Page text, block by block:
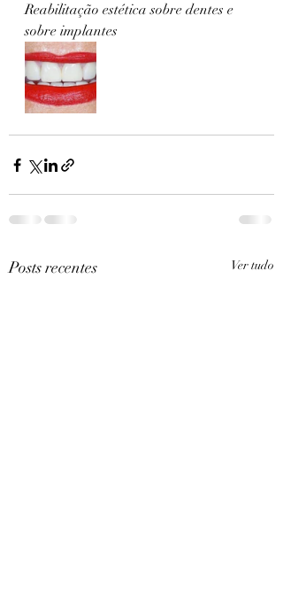
Reabilitação estética sobre dentes e
sobre implantes
Posts recentes Ver tudo